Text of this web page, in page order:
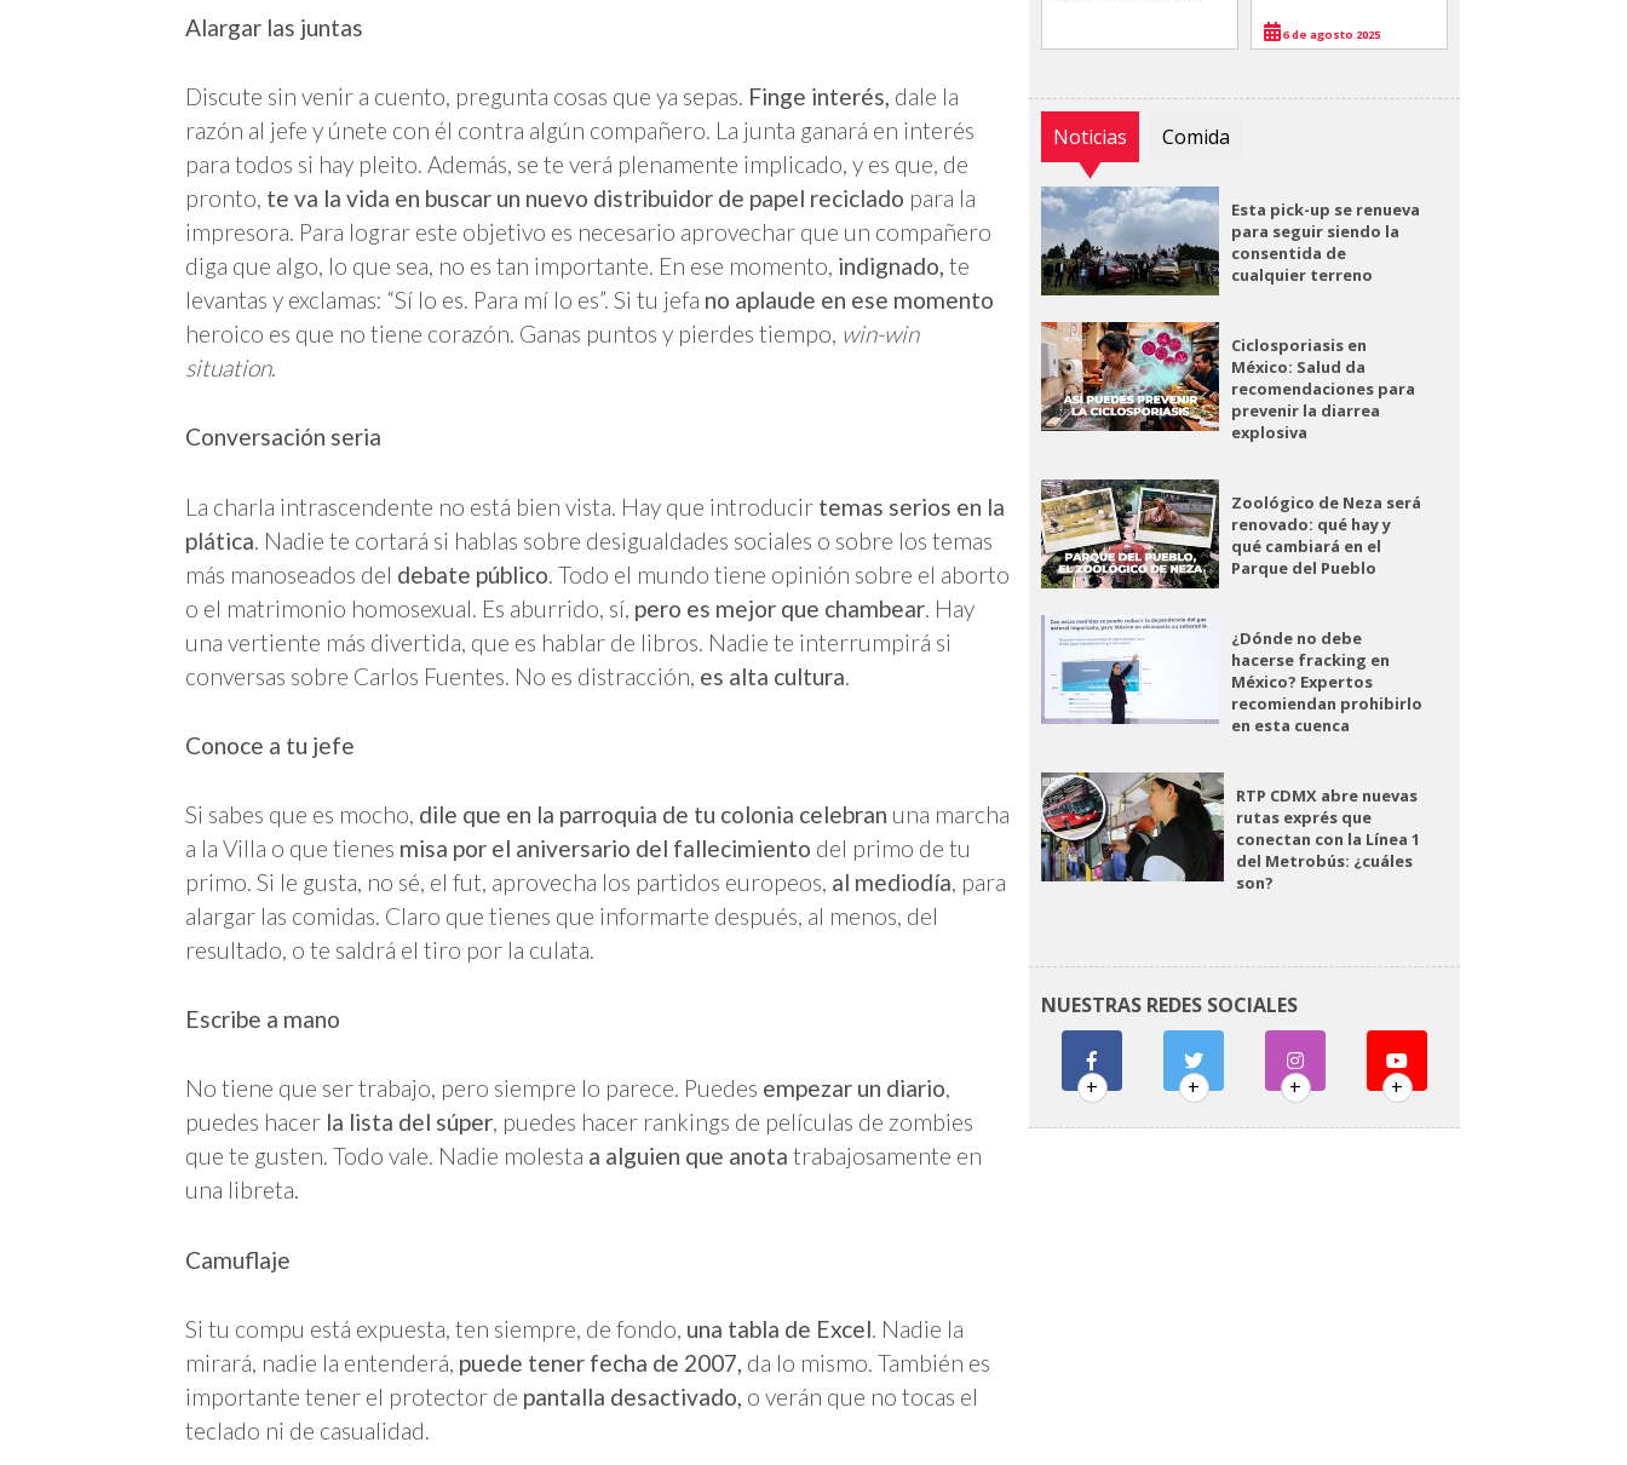
Alargar las juntas
Discute sin venir a cuento, pregunta cosas que ya sepas. Finge interés, dale la
razón al jefe y únete con él contra algún compañero. La junta ganará en interés
para todos si hay pleito. Además, se te verá plenamente implicado, y es que, de
pronto, te va la vida en buscar un nuevo distribuidor de papel reciclado para la
impresora. Para lograr este objetivo es necesario aprovechar que un compañero
diga que algo, lo que sea, no es tan importante. En ese momento, indignado, te
levantas y exclamas: “Sí lo es. Para mí lo es”. Si tu jefa no aplaude en ese momento
heroico es que no tiene corazón. Ganas puntos y pierdes tiempo, win-win
situation.
Conversación seria
La charla intrascendente no está bien vista. Hay que introducir temas serios en la
plática. Nadie te cortará si hablas sobre desigualdades sociales o sobre los temas
más manoseados del debate público. Todo el mundo tiene opinión sobre el aborto
o el matrimonio homosexual. Es aburrido, sí, pero es mejor que chambear. Hay
una vertiente más divertida, que es hablar de libros. Nadie te interrumpirá si
conversas sobre Carlos Fuentes. No es distracción, es alta cultura.
Conoce a tu jefe
Si sabes que es mocho, dile que en la parroquia de tu colonia celebran una marcha
a la Villa o que tienes misa por el aniversario del fallecimiento del primo de tu
primo. Si le gusta, no sé, el fut, aprovecha los partidos europeos, al mediodía, para
alargar las comidas. Claro que tienes que informarte después, al menos, del
resultado, o te saldrá el tiro por la culata.
Escribe a mano
No tiene que ser trabajo, pero siempre lo parece. Puedes empezar un diario,
puedes hacer la lista del súper, puedes hacer rankings de películas de zombies
que te gusten. Todo vale. Nadie molesta a alguien que anota trabajosamente en
una libreta.
Camuflaje
Si tu compu está expuesta, ten siempre, de fondo, una tabla de Excel. Nadie la
mirará, nadie la entenderá, puede tener fecha de 2007, da lo mismo. También es
importante tener el protector de pantalla desactivado, o verán que no tocas el
teclado ni de casualidad.
6 de agosto 2025
Noticias Comida
Esta pick-up se renueva
para seguir siendo la
consentida de
cualquier terreno
Ciclosporiasis en
México: Salud da
recomendaciones para
prevenir la diarrea
explosiva
Zoológico de Neza será
renovado: qué hay y
qué cambiará en el
Parque del Pueblo
¿Dónde no debe
hacerse fracking en
México? Expertos
recomiendan prohibirlo
en esta cuenca
RTP CDMX abre nuevas
rutas exprés que
conectan con la Línea 1
del Metrobús: ¿cuáles
son?
NUESTRAS REDES SOCIALES
+ + + +